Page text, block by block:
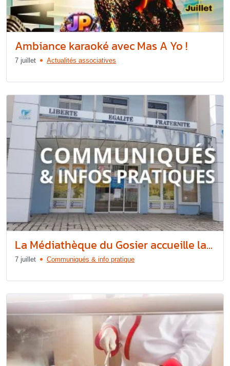
Ambiance karaoké avec Mas A Yo !
7 juillet Actualités associatives
La Médiathèque du Gosier accueille la...
7 juillet Communiqués & info pratique